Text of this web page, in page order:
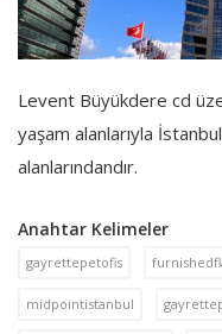
Galeri
İletişim
Türkçe
Levent Büyükdere cd
yaşam alanlarıyla
alanlarındandır.
Anahtar Kelimeler
gayrettepetofis
midpointistanbul